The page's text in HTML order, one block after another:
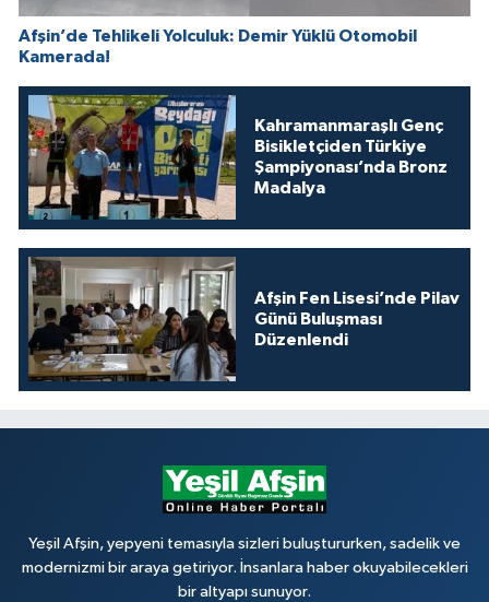
Afşin’de Tehlikeli Yolculuk: Demir Yüklü Otomobil
Kamerada!
Kahramanmaraşlı Genç
Bisikletçiden Türkiye
Şampiyonası’nda Bronz
Madalya
Afşin Fen Lisesi’nde Pilav
Günü Buluşması
Düzenlendi
Yeşil Afşin, yepyeni temasıyla sizleri buluştururken, sadelik ve
modernizmi bir araya getiriyor. İnsanlara haber okuyabilecekleri
bir altyapı sunuyor.